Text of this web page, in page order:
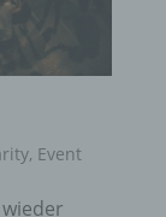
, Event